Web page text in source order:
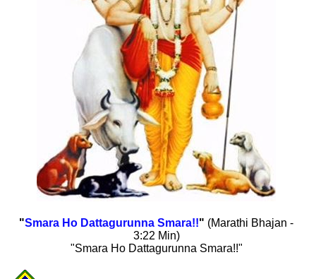
"Smara Ho Dattagurunna Smara!!" (Marathi Bhajan -
3:22 Min)
"Smara Ho Dattagurunna Smara!!"